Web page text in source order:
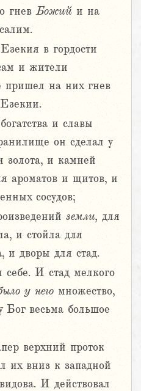
гневБожий и на
в гордости
и жители
пришел на них гнев
и славы
он сделал у
золота, и камней
ароматов и щитов, и
сосудов;
земли, для
и стойла для
и дворы для стад.
себе. И стад мелкого
у него множество,
Бог весьма большое
верхний проток
их вниз к западной
И действовал